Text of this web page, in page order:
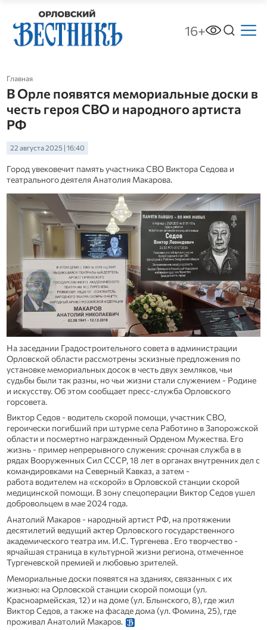
16+
Главная
В Орле появятся мемориальные доски в
честь героя СВО и народного артиста
РФ
22 августа 2025 | 16:40
Город увековечит память участника СВО Виктора Седова и
театрального деятеля Анатолия Макарова.
На заседании Градостроительного совета в администрации
Орловской области рассмотрены эскизные предложения по
установке мемориальных досок в честь двух земляков, чьи
судьбы были так разны, но чьи жизни стали служением - Родине
и искусству. Об этом сообщает пресс-служба Орловского
горсовета.
Виктор Седов - водитель скорой помощи, участник СВО,
героически погибший при штурме села Работино в Запорожской
области и посмертно награжденный Орденом Мужества. Его
жизнь - пример непрерывного служения: срочная служба в в
рядах Вооруженных Сил СССР, 18 лет в органах внутренних дел с
командировками на Северный Кавказ, а затем -
работа водителем на «скорой» в Орловской станции скорой
медицинской помощи. В зону спецоперации Виктор Седов ушел
добровольцем в мае 2024 года.
Анатолий Макаров - народный артист РФ, на протяжении
десятилетий ведущий актер Орловского государственного
академического театра им. И.С. Тургенева . Его творчество -
ярчайшая страница в культурной жизни региона, отмеченное
Тургеневской премией и любовью зрителей.
Мемориальные доски появятся на зданиях, связанных с их
жизнью: на Орловской станции скорой помощи (ул.
Красноармейская, 12) и на доме (ул. Блынского, 8), где жил
Виктор Седов, а также на фасаде дома (ул. Фомина, 25), где
проживал Анатолий Макаров.